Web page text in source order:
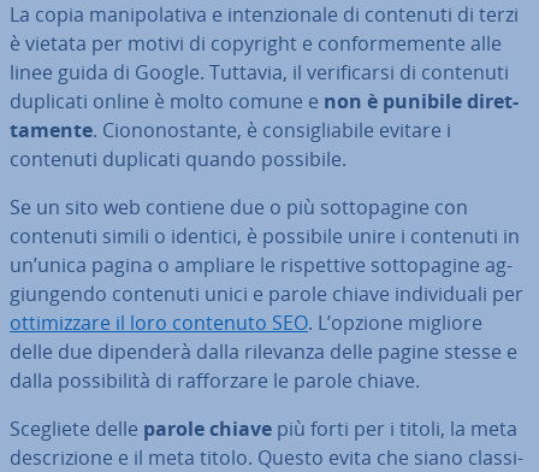
La copia ma­ni­po­la­ti­va e in­ten­zio­na­le di contenuti di terzi
è vietata per motivi di copyright e con­for­me­men­te alle
linee guida di Google. Tuttavia, il ve­ri­fi­car­si di contenuti
duplicati online è molto comune e non è punibile di­ret­
ta­men­te. Cio­no­no­stan­te, è con­si­glia­bi­le evitare i
contenuti duplicati quando possibile.
Se un sito web contiene due o più sot­to­pa­gi­ne con
contenuti simili o identici, è possibile unire i contenuti in
un’unica pagina o ampliare le ri­spet­ti­ve sot­to­pa­gi­ne ag­
giun­gen­do contenuti unici e parole chiave in­di­vi­dua­li per
ot­ti­miz­za­re il loro contenuto SEO. L’opzione migliore
delle due dipenderà dalla rilevanza delle pagine stesse e
dalla pos­si­bi­li­tà di raf­for­za­re le parole chiave.
Scegliete delle parole chiave più forti per i titoli, la meta
de­scri­zio­ne e il meta titolo. Questo evita che siano clas­si­